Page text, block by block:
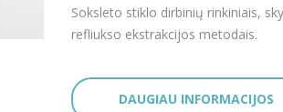
Soksleto stiklo dirbinių rinkiniais,
refliukso ekstrakcijos metodais.
DAUGIAU INFORMACIJOS